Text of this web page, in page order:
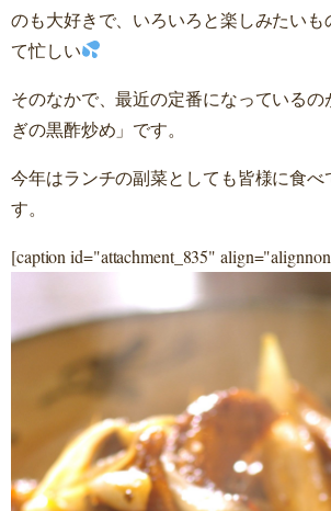
のも大好きで、いろいろと楽しみたいも
て忙しい
そのなかで、最近の定番になっているの
ぎの黒酢炒め」です。
今年はランチの副菜としても皆様に食べ
す。
[caption id="attachment_835"